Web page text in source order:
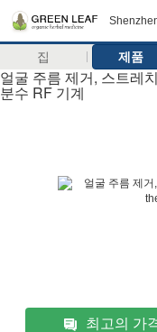
집 제품
얼굴 주름 제거, 스트레
분수 RF 기계
최고의 가